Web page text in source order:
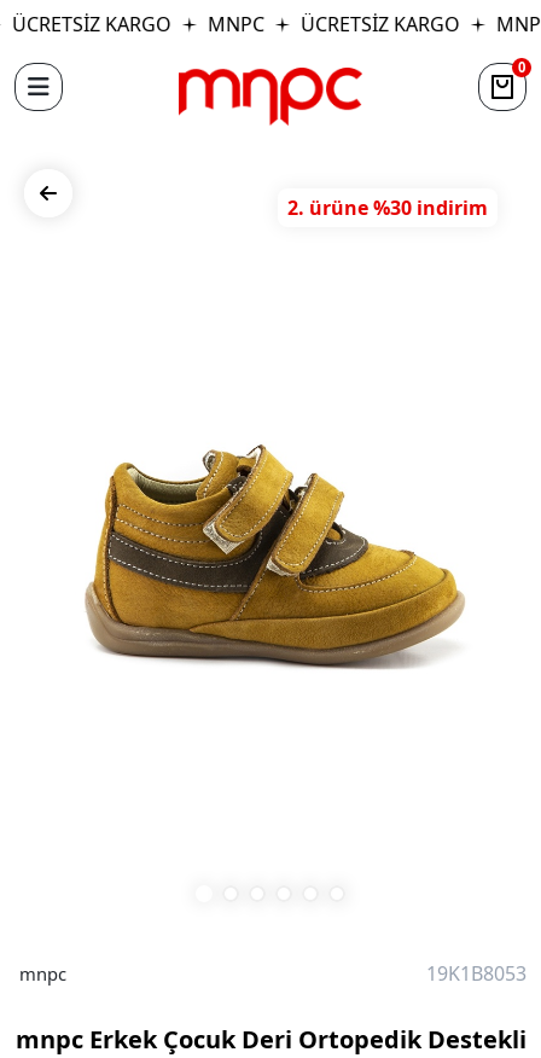
ÜCRETSİZ KARGO MNPC ÜCRETSİZ KARGO
0
2. ürüne %30 indirim
mnpc 19K1B8053
mnpc Erkek Çocuk Deri Ortopedik Destekli